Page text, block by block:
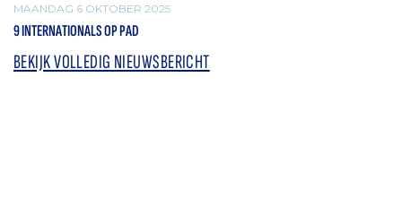
MAANDAG 6 OKTOBER 2025
9 INTERNATIONALS OP PAD
BEKIJK VOLLEDIG NIEUWSBERICHT